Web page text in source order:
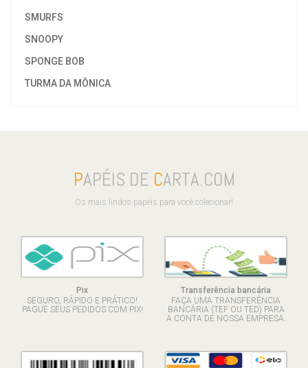
SMURFS
SNOOPY
SPONGE BOB
TURMA DA MÔNICA
PAPÉIS DE CARTA.COM
Os mais lindos papéis para você colecionar!
Pix
SEGURO, RÁPIDO E PRÁTICO!
PAGUE SEUS PEDIDOS COM PIX!
Transferência bancária
FAÇA UMA TRANSFERÊNCIA
BANCÁRIA (TEF OU TED) PARA
A CONTA DE NOSSA EMPRESA.